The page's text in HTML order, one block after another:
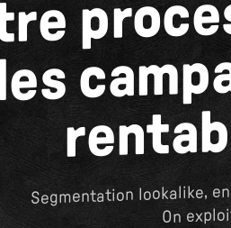
Segmentation lookalike,
On